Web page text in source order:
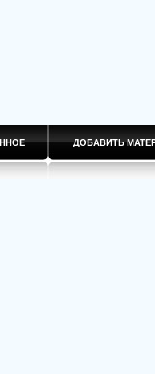
ДОБАВИТЬ